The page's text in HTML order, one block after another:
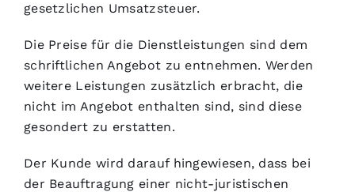
gesetzlichen Umsatzsteuer.
Die Preise für die Dienstleistungen sind dem
schriftlichen Angebot zu entnehmen. Werden
weitere Leistungen zusätzlich erbracht, die
nicht im Angebot enthalten sind, sind diese
gesondert zu erstatten.
Der Kunde wird darauf hingewiesen, dass bei
der Beauftragung einer nicht-juristischen